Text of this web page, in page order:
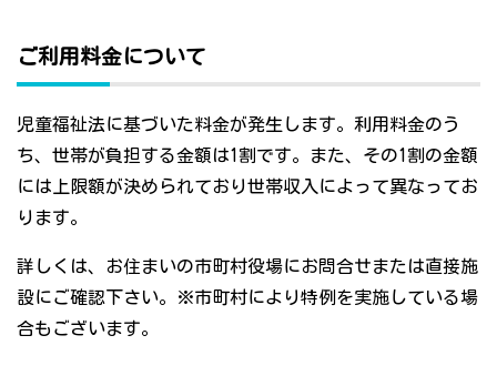
ご利用料金について
児童福祉法に基づいた料金が発生します。利用料金のう
ち、世帯が負担する金額は1割です。また、その1割の金額
には上限額が決められており世帯収入によって異なってお
ります。
詳しくは、お住まいの市町村役場にお問合せまたは直接施
設にご確認下さい。※市町村により特例を実施している場
合もございます。